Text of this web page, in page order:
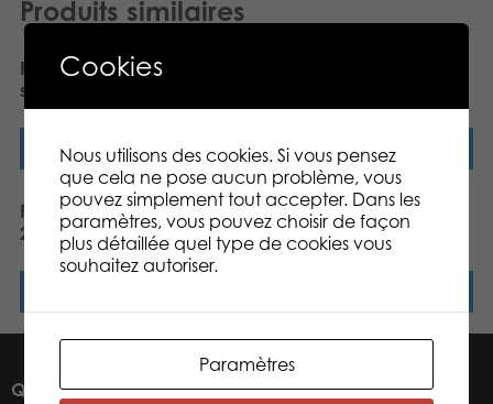
Produits similaires
PLASTO Baby walker,
silent wheels. Red
Lire la suite Lire la suite
PLASTO Wheelbarrow set,
2 colours assorted
PLASTO Giant Tipper
Truck (60 cm) RedBlue
QUI SOMMES-NOUS ?
Cookies
Nous utilisons des cookies. Si vous pensez
que cela ne pose aucun problème, vous
pouvez simplement tout accepter. Dans les
paramètres, vous pouvez choisir de façon
plus détaillée quel type de cookies vous
souhaitez autoriser.
Paramètres